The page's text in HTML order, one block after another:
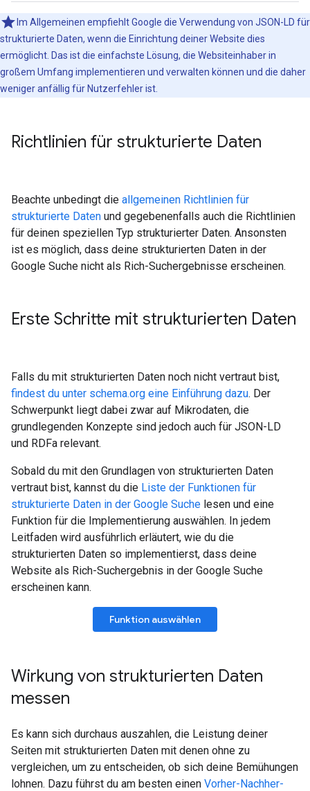
Im Allgemeinen empfiehlt Google die Verwendung von JSON-LD für
strukturierte Daten, wenn die Einrichtung deiner Website dies
ermöglicht. Das ist die einfachste Lösung, die Websiteinhaber in
großem Umfang implementieren und verwalten können und die daher
weniger anfällig für Nutzerfehler ist.
Richtlinien für strukturierte Daten
Beachte unbedingt die allgemeinen Richtlinien für
strukturierte Daten und gegebenenfalls auch die Richtlinien
für deinen speziellen Typ strukturierter Daten. Ansonsten
ist es möglich, dass deine strukturierten Daten in der
Google Suche nicht als Rich-Suchergebnisse erscheinen.
Erste Schritte mit strukturierten Daten
Falls du mit strukturierten Daten noch nicht vertraut bist,
findest du unter schema.org eine Einführung dazu. Der
Schwerpunkt liegt dabei zwar auf Mikrodaten, die
grundlegenden Konzepte sind jedoch auch für JSON-LD
und RDFa relevant.
Sobald du mit den Grundlagen von strukturierten Daten
vertraut bist, kannst du die Liste der Funktionen für
strukturierte Daten in der Google Suche lesen und eine
Funktion für die Implementierung auswählen. In jedem
Leitfaden wird ausführlich erläutert, wie du die
strukturierten Daten so implementierst, dass deine
Website als Rich-Suchergebnis in der Google Suche
erscheinen kann.
Funktion auswählen
Wirkung von strukturierten Daten
messen
Es kann sich durchaus auszahlen, die Leistung deiner
Seiten mit strukturierten Daten mit denen ohne zu
vergleichen, um zu entscheiden, ob sich deine Bemühungen
lohnen. Dazu führst du am besten einen Vorher-Nachher-